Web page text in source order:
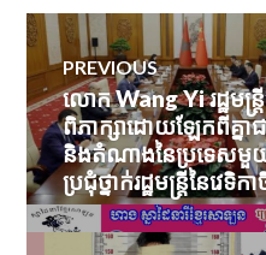
Post
navigation
PREVIOUS
Previous
post:
លោក Wang Yi រដ្ឋមន្
ពិភាក្សាដោយឡែកពីគ្នាជ
និងតំណាងនៃប្រទេសមួ
ប្រជុំថ្នាក់រដ្ឋមន្ត្រីនៃវេ